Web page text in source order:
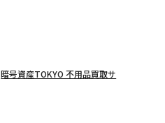
暗号資産TOKYO 不用品買取サ